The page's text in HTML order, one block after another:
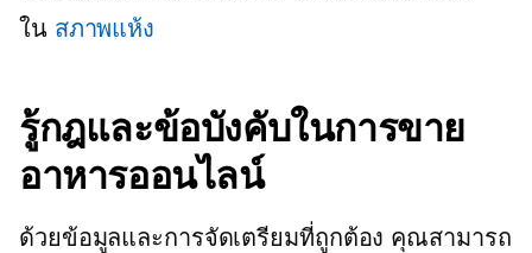
ใน สภาพแห้ง
รู้กฎและข้อบังคับในการขาย
อาหารออนไลน์
ด้วยข้อมูลและการจัดเตรียมที่ถูกต้อง คุณสามารถ